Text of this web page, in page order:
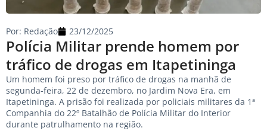
Polícia Militar prende homem por
tráfico de drogas em Itapetininga
Por: Redação 23/12/2025
Um homem foi preso por tráfico de drogas na manhã de
segunda-feira, 22 de dezembro, no Jardim Nova Era, em
Itapetininga. A prisão foi realizada por policiais militares da 1ª
Companhia do 22º Batalhão de Polícia Militar do Interior
durante patrulhamento na região.